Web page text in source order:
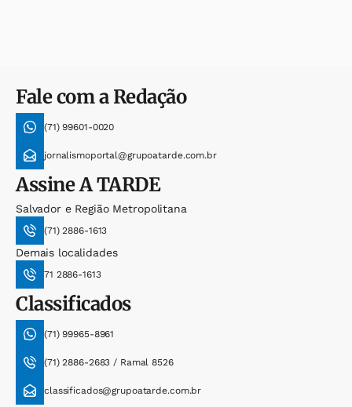
Fale com a Redação
(71) 99601-0020
jornalismoportal@grupoatarde.com.br
AssineA TARDE
Salvador e Região Metropolitana
(71) 2886-1613
Demais localidades
71 2886-1613
Classificados
(71) 99965-8961
(71) 2886-2683 / Ramal 8526
classificados@grupoatarde.com.br